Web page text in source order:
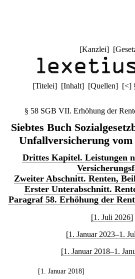
[Kanzlei] [
[Titelei] [Inhalt] [Quellen] [<]
§ 58 SGB VII. Erhöhung der
Siebtes Buch
Unfallversicherung vom
Drittes Kapitel. Leistungen
Zweiter Abschnitt. Renten,
Erster Unterabschnitt.
Paragraf 58. Erhöhung der
[1. Juli 2026]
[1. Januar 2023–1.
[1. Januar 2018–1.
[1. Januar 2018]